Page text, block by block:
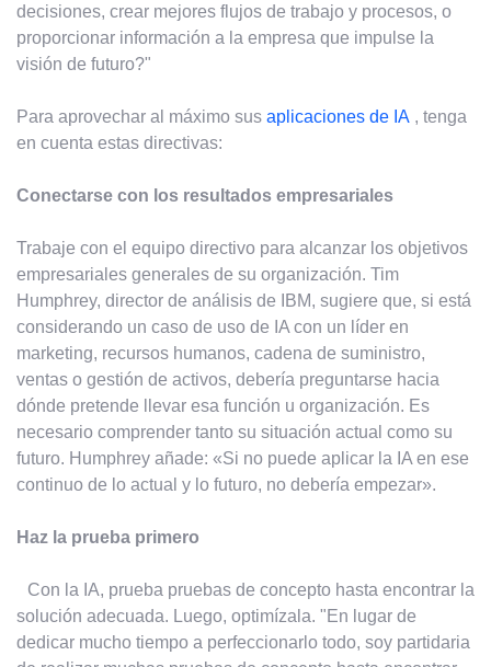
decisiones, crear mejores flujos de trabajo y procesos, o
proporcionar información a la empresa que impulse la
visión de futuro?"
Para aprovechar al máximo sus aplicaciones de IA , tenga
en cuenta estas directivas:
Conectarse con los resultados empresariales
Trabaje con el equipo directivo para alcanzar los objetivos
empresariales generales de su organización. Tim
Humphrey, director de análisis de IBM, sugiere que, si está
considerando un caso de uso de IA con un líder en
marketing, recursos humanos, cadena de suministro,
ventas o gestión de activos, debería preguntarse hacia
dónde pretende llevar esa función u organización. Es
necesario comprender tanto su situación actual como su
futuro. Humphrey añade: «Si no puede aplicar la IA en ese
continuo de lo actual y lo futuro, no debería empezar».
Haz la prueba primero
Con la IA, prueba pruebas de concepto hasta encontrar la
solución adecuada. Luego, optimízala. "En lugar de
dedicar mucho tiempo a perfeccionarlo todo, soy partidaria